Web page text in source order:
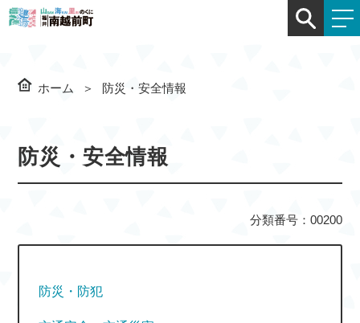
ホーム 防災・安全情報
防災・安全情報
分類番号：00200
防災・防犯